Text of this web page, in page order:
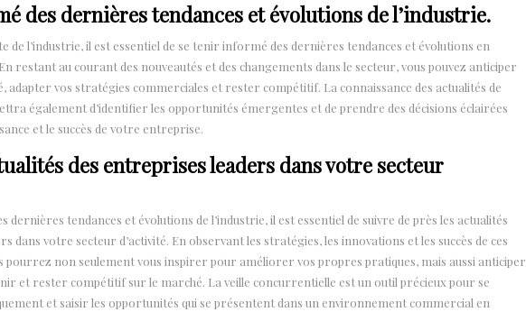
des dernières tendances et évolutions de l’industrie.
de l’industrie, il est essentiel de se tenir informé des dernières tendances et évolutions en
restant au courant des nouveautés et des changements dans le secteur, vous pouvez anticiper
adapter vos stratégies commerciales et rester compétitif. La connaissance des actualités de
également d’identifier les opportunités émergentes et de prendre des décisions éclairées
et le succès de votre entreprise.
des entreprises leaders dans votre secteur
dernières tendances et évolutions de l’industrie, il est essentiel de suivre de près les actualités
dans votre secteur d’activité. En observant les stratégies, les innovations et les succès de ces
pourrez non seulement vous inspirer pour améliorer vos propres pratiques, mais aussi anticiper
et rester compétitif sur le marché. La veille concurrentielle est un outil précieux pour se
et saisir les opportunités qui se présentent dans un environnement commercial en